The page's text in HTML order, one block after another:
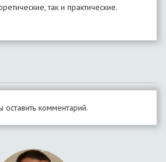
так и практические.
оставить комментарий.